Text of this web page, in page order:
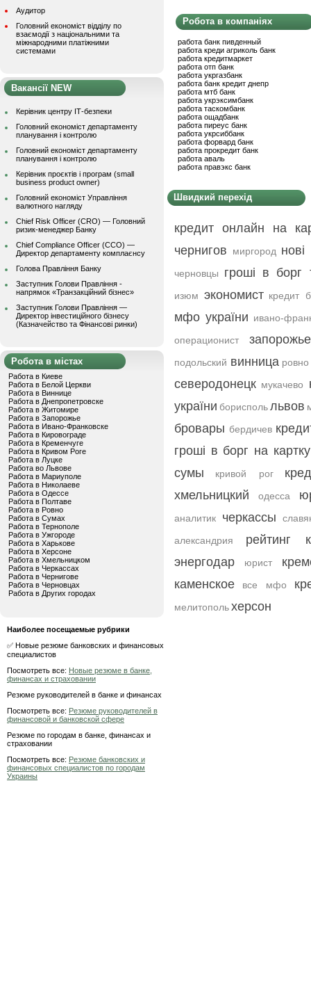
Аудитор
Головний економіст відділу по
взаємодії з національними та
міжнародними платіжними
системами
Вакансії NEW
Керівник центру ІТ-безпеки
Головний економіст департаменту
планування і контролю
Головний економіст департаменту
планування і контролю
Керівник проєктів і програм (small
business product owner)
Головний економіст Управління
валютного нагляду
Chief Risk Officer (CRO) — Головний
ризик-менеджер Банку
Chief Compliance Officer (CCO) —
Директор департаменту комплаєнсу
Голова Правління Банку
Заступник Голови Правління -
напрямок «Транзакційний бізнес»
Заступник Голови Правління —
Директор інвестиційного бізнесу
(Казначейство та Фінансові ринки)
Робота в містах
Работа в Киеве
Работа в Белой Церкви
Работа в Виннице
Работа в Днепропетровске
Работа в Житомире
Работа в Запорожье
Работа в Ивано-Франковске
Работа в Кировограде
Работа в Кременчуге
Работа в Кривом Роге
Работа в Луцке
Работа во Львове
Работа в Мариуполе
Работа в Николаеве
Работа в Одессе
Работа в Полтаве
Работа в Ровно
Работа в Сумах
Работа в Тернополе
Работа в Ужгороде
Работа в Харькове
Работа в Херсоне
Работа в Хмельницком
Работа в Черкассах
Работа в Чернигове
Работа в Черновцах
Работа в Других городах
Наиболее посещаемые рубрики
✅ Новые резюме банковских и финансовых
специалистов
Посмотреть все: Новые резюме в банке,
финансах и страховании
Резюме руководителей в банке и финансах
Посмотреть все: Резюме руководителей в
финансовой и банковской сфере
Резюме по городам в банке, финансах и
страховании
Посмотреть все: Резюме банковских и
финансовых специалистов по городам
Украины
Робота в компаніях
работа банк пивденный
работа креди агриколь банк
работа кредитмаркет
работа отп банк
работа укргазбанк
работа банк кредит днепр
работа мтб банк
работа укрэксимбанк
работа таскомбанк
работа ощадбанк
работа пиреус банк
работа укрсиббанк
работа форвард банк
работа прокредит банк
работа аваль
работа правэкс банк
Швидкий перехід
кредит онлайн на
чернигов
миргород
черновцы гроші в борг
изюм экономист кредит
мфо україни ивано-
операционист
запорожье
подольский винница ровно
северодонецк мукачево
україни борисполь львов
бровары бердичев
гроші в борг на картку
сумы
кривой рог
хмельницкий
одесса
аналитик черкассы
александрия
рейтинг
энергодар
юрист
каменское
все мфо
мелитопольхерсон